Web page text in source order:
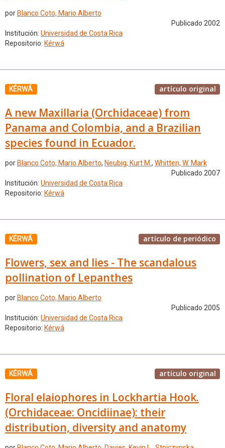
por Blanco Coto, Mario Alberto
Publicado 2002
Institución: Universidad de Costa Rica
Repositorio: Kérwá
KÉRWÁ artículo original
A new Maxillaria (Orchidaceae) from
Panama and Colombia, and a Brazilian
species found in Ecuador.
por Blanco Coto, Mario Alberto, Neubig, Kurt M., Whitten, W. Mark
Publicado 2007
Institución: Universidad de Costa Rica
Repositorio: Kérwá
KÉRWÁ artículo de periódico
Flowers, sex and lies - The scandalous
pollination of Lepanthes
por Blanco Coto, Mario Alberto
Publicado 2005
Institución: Universidad de Costa Rica
Repositorio: Kérwá
KÉRWÁ artículo original
Floral elaiophores in Lockhartia Hook.
(Orchidaceae: Oncidiinae): their
distribution, diversity and anatomy